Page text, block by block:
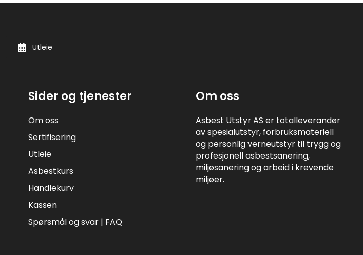
Utleie
Sider og tjenester
Om oss
Sertifisering
Utleie
Asbestkurs
Handlekurv
Kassen
Spørsmål og svar | FAQ
Om oss
Asbest Utstyr AS er totalleverandør
av spesialutstyr, forbruksmateriell
og personlig verneutstyr til trygg og
profesjonell asbestsanering,
miljøsanering og arbeid i krevende
miljøer.